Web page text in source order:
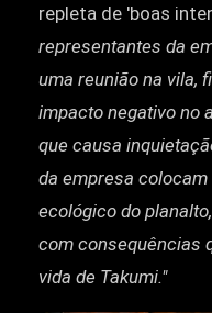
repleta de 'boas
representantes da
uma reunião na vila,
impacto negativo no
que causa
da empresa
ecológico do
com consequências
vida de Takumi."